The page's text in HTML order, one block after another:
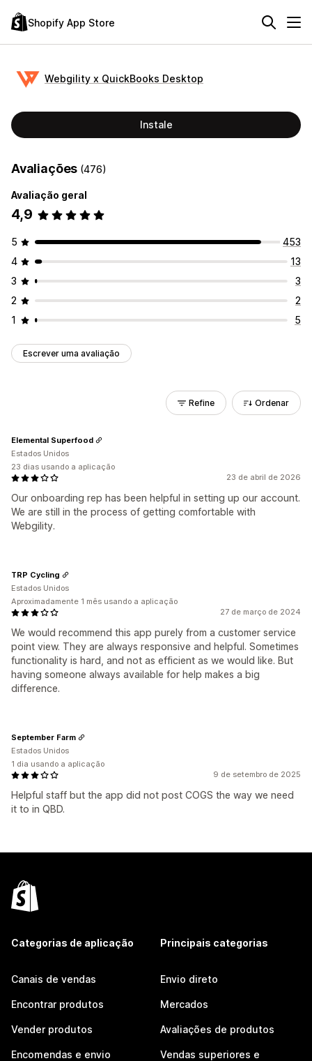
Shopify App Store
Webgility x QuickBooks Desktop
Instale
Avaliações (476)
Avaliação geral
4,9
5
453
4
13
3
3
2
2
1
5
Escrever uma avaliação
Refine Ordenar
23 de abril de 2026
Our onboarding rep has been helpful in setting up our account.
We are still in the process of getting comfortable with
Webgility.
Elemental Superfood
Estados Unidos
23 dias usando a aplicação
27 de março de 2024
We would recommend this app purely from a customer service
point view. They are always responsive and helpful. Sometimes
functionality is hard, and not as efficient as we would like. But
having someone always available for help makes a big
difference.
TRP Cycling
Estados Unidos
Aproximadamente 1 mês usando a aplicação
9 de setembro de 2025
Helpful staff but the app did not post COGS the way we need
it to in QBD.
September Farm
Estados Unidos
1 dia usando a aplicação
Categorias de aplicação
Canais de vendas
Encontrar produtos
Vender produtos
Encomendas e envio
Principais categorias
Envio direto
Mercados
Avaliações de produtos
Vendas superiores e